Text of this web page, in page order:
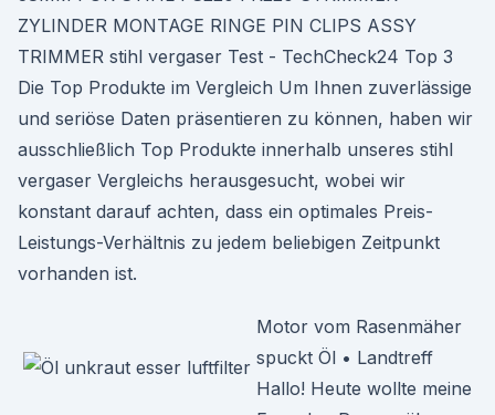
ZYLINDER MONTAGE RINGE PIN CLIPS ASSY
TRIMMER stihl vergaser Test - TechCheck24 Top 3
Die Top Produkte im Vergleich Um Ihnen zuverlässige
und seriöse Daten präsentieren zu können, haben wir
ausschließlich Top Produkte innerhalb unseres stihl
vergaser Vergleichs herausgesucht, wobei wir
konstant darauf achten, dass ein optimales Preis-
Leistungs-Verhältnis zu jedem beliebigen Zeitpunkt
vorhanden ist.
Motor vom Rasenmäher
spuckt Öl • Landtreff
Hallo! Heute wollte meine